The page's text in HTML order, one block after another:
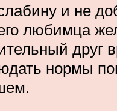
и не
любимца
друг
нормы